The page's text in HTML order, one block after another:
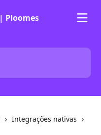
Integrações nativas